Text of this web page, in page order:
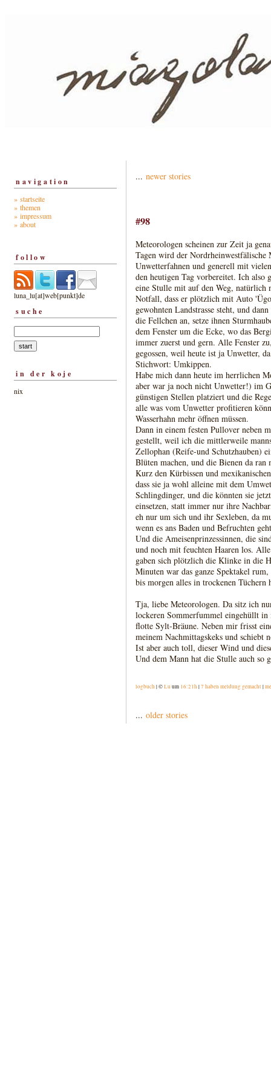
navigation
» startseite
» themen
» impressum
» about
follow
luna_lu[at]web[punkt]de
suche
in der koje
nix
... newer stories
#98
Meteorologen scheinen zur Zeit ja
Tagen wird der Nordrheinwestfälische
Unwetterfahnen und generell mit
den heutigen Tag vorbereitet. Ich also
eine Stulle mit auf den Weg, natürlich
Notfall, dass er plötzlich mit Auto
gewohnten Landstrasse steht, und
die Fellchen an, setze ihnen
dem Fenster um die Ecke, wo das
immer zuerst und gern. Alle Fenster
gegossen, weil heute ist ja Unwetter,
Stichwort: Umkippen.
Habe mich dann heute im herrlichen
aber war ja noch nicht Unwetter!) im
günstigen Stellen platziert und die
alle was vom Unwetter profitieren
Wasserhahn mehr öffnen müssen.
Dann in einem festen Pullover neben
gestellt, weil ich die mittlerweile
Zellophan (Reife-und Schutzhauben)
Blüten machen, und die Bienen da ran
Kurz den Kürbissen und
dass sie ja wohl alleine mit dem
Schlingdinger, und die könnten sie
einsetzen, statt immer nur ihre
eh nur um sich und ihr Sexleben, da
wenn es ans Baden und Befruchten
Und die Ameisenprinzessinnen, die
und noch mit feuchten Haaren los.
gaben sich plötzlich die Klinke in die
Minuten war das ganze Spektakel
bis morgen alles in trockenen
Tja, liebe Meteorologen. Da sitz ich
lockeren Sommerfummel eingehüllt in
flotte Sylt-Bräune. Neben mir frisst
meinem Nachmittagskeks und schiebt
Ist aber auch toll, dieser Wind und
Und dem Mann hat die Stulle auch so
logbuch | ©Lu um 16:21h |7 haben meldung gemacht|
... older stories